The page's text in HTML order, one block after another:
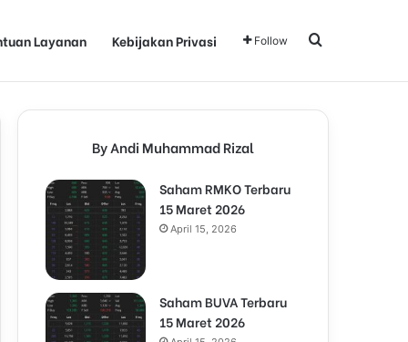
Layanan Kebijakan Privasi Follow Search for
By Andi Muhammad Rizal
Saham RMKO Terbaru
15 Maret 2026
April 15, 2026
Saham BUVA Terbaru
15 Maret 2026